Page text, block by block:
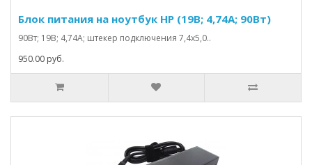
Блок питания на ноутбук HP (19В; 4,74А; 90Вт)
90Вт; 19В; 4,74А; штекер подключения 7,4х5,0..
950.00 руб.